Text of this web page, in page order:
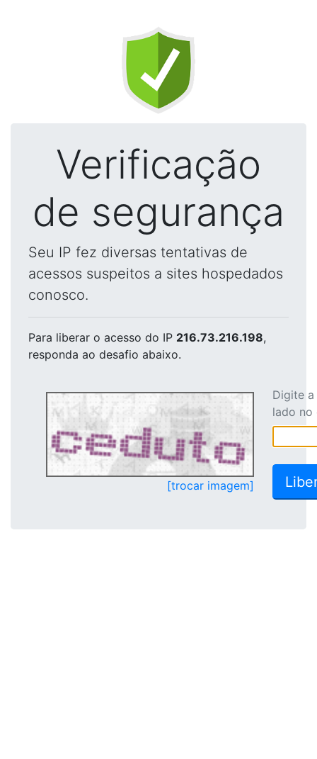
Verificação
de segurança
Seu IP fez diversas tentativas de
acessos suspeitos a sites hospedados
conosco.
Para liberar o acesso do IP 216.73.216.198,
responda ao desafio abaixo.
[trocar imagem]
Digite
lado no